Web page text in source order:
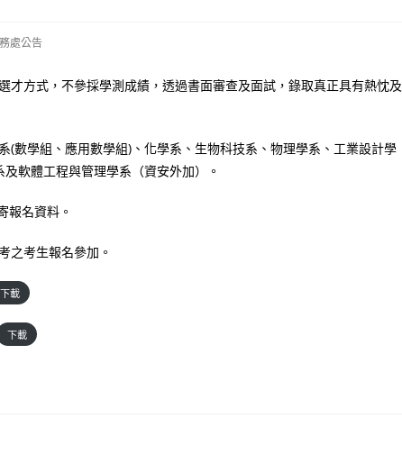
處公告
方式，不參採學測成績，透過書面審查及面試，錄取真正具有熱忱及
數學組、應用數學組)、化學系、生物科技系、物理學系、工業設計學
軟體工程與管理學系（資安外加）。
報名資料。
之考生報名參加。
下載
下載